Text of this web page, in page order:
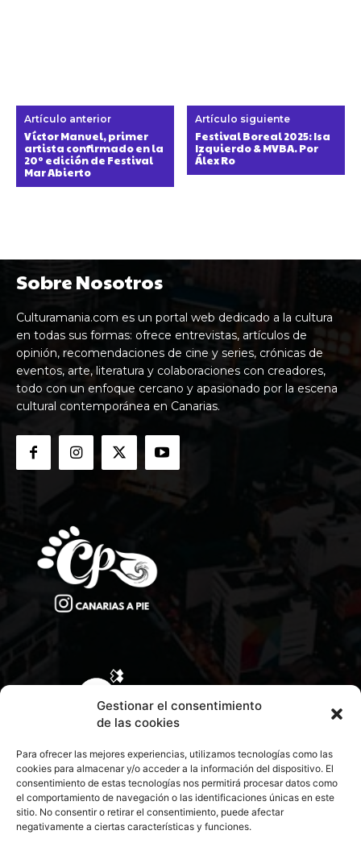
Gestionar el consentimiento
de las cookies
Para ofrecer las mejores experiencias, utilizamos tecnologías como las
cookies para almacenar y/o acceder a la información del dispositivo. El
consentimiento de estas tecnologías nos permitirá procesar datos como
el comportamiento de navegación o las identificaciones únicas en este
sitio. No consentir o retirar el consentimiento, puede afectar
negativamente a ciertas características y funciones.
Artículo anterior
Víctor Manuel, primer
artista confirmado en la
20º edición de Festival
Mar Abierto
Artículo siguiente
Festival Boreal 2025: Isa
Izquierdo & MVBA. Por
Álex Ro
Sobre Nosotros
Culturamania.com es un portal web dedicado a la cultura
en todas sus formas: ofrece entrevistas, artículos de
opinión, recomendaciones de cine y series, crónicas de
eventos, arte, literatura y colaboraciones con creadores,
todo con un enfoque cercano y apasionado por la escena
cultural contemporánea en Canarias.
CONTACTA CON NOSOTROS